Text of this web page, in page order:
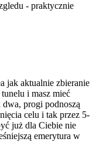
- praktycznie
jak aktualnie zbieranie
i masz mieć
progi podnoszą
celu i tak przez 5-
już dla Ciebie nie
emerytura w